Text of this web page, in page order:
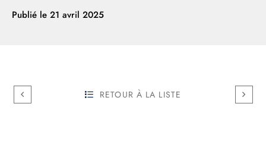
Publié le 21 avril 2025
RETOUR À LA LISTE